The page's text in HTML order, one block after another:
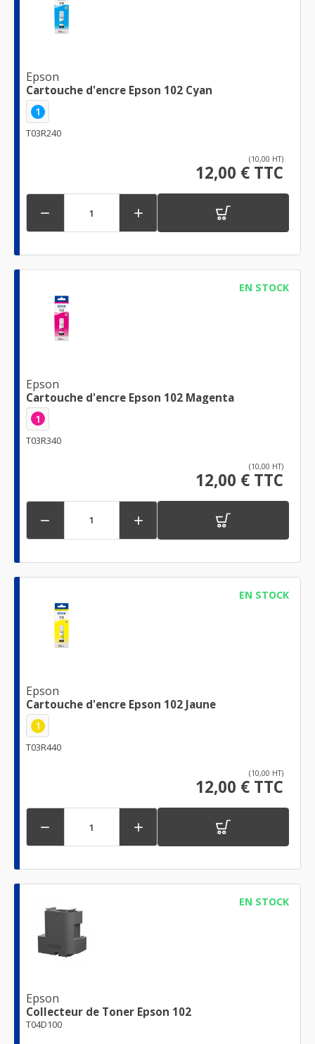
Epson
Cartouche d'encre Epson 102 Cyan
1
T03R240
(10,00 HT)
12,00 € TTC
 
EN STOCK
Epson
Cartouche d'encre Epson 102 Magenta
1
T03R340
(10,00 HT)
12,00 € TTC
 
EN STOCK
Epson
Cartouche d'encre Epson 102 Jaune
1
T03R440
(10,00 HT)
12,00 € TTC
 
EN STOCK
Epson
Collecteur de Toner Epson 102
T04D100